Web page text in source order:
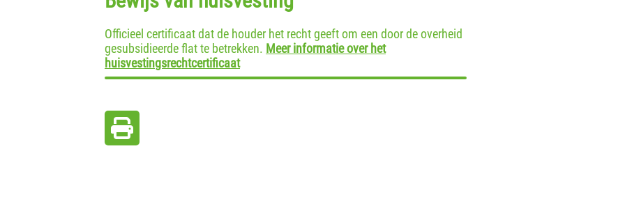
Officieel certificaat dat de houder het recht geeft om een door de overheid
gesubsidieerde flat te betrekken. Meer informatie over het
huisvestingsrechtcertificaat